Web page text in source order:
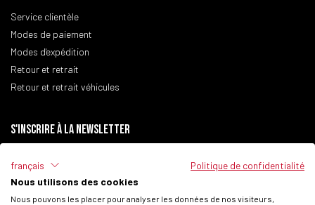
Service clientèle
Modes de paiement
Modes d'expédition
Retour et retrait
Retour et retrait véhicules
S'inscrire à la newsletter
politique de confidentialité du site.
français
Politique de confidentialité
Nous utilisons des cookies
Nous pouvons les placer pour analyser les données de nos visiteurs,